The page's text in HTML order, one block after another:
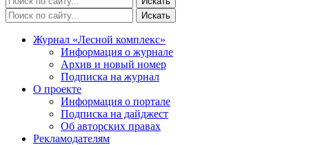
Журнал «Лесной комплекс»
Информация о журнале
Архив и новый номер
Подписка на журнал
О проекте
Информация о портале
Подписка на дайджест
Об авторских правах
Рекламодателям